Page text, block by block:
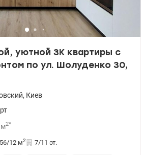
остановка общественного
озеро Луково и Министерка с
отдохнуть и порыбачить.
видеонаблюдение, двор двор без
Валентина valion.ua/ 1155162
уютной 3К квартиры с
по ул. Шолуденко 30,
, Киев
2*
12 м2 7/11 эт.